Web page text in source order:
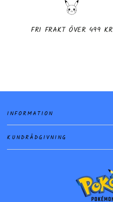
FRI FRAKT ÖVER 499 KR
INFORMATION
KUNDRÅDGIVNING